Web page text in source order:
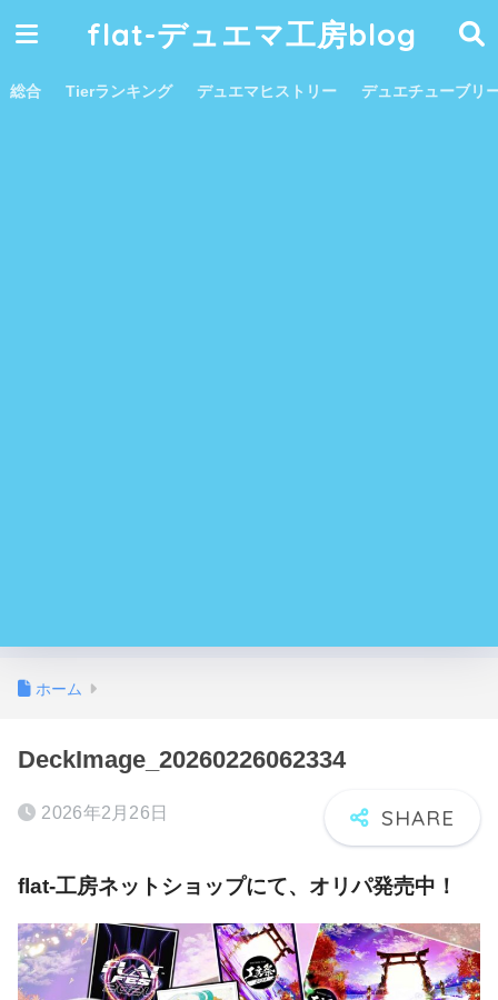
flat-デュエマ工房blog
総合 Tierランキング デュエマヒストリー デュエチューブリ
ホーム
DeckImage_20260226062334
2026年2月26日
flat-工房ネットショップにて、オリパ発売中！